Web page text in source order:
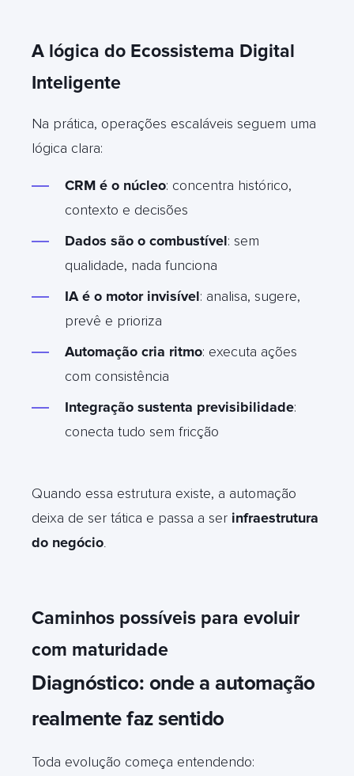
A lógica do Ecossistema Digital
Inteligente
Na prática, operações escaláveis seguem uma
lógica clara:
CRM é o núcleo: concentra histórico,
contexto e decisões
Dados são o combustível: sem
qualidade, nada funciona
IA é o motor invisível: analisa, sugere,
prevê e prioriza
Automação cria ritmo: executa ações
com consistência
Integração sustenta previsibilidade:
conecta tudo sem fricção
Quando essa estrutura existe, a automação
deixa de ser tática e passa a ser infraestrutura
do negócio.
Caminhos possíveis para evoluir
com maturidade
Diagnóstico: onde a automação
realmente faz sentido
Toda evolução começa entendendo: